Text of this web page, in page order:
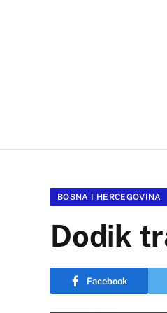
BOSNA I HERCEGOVINA
Dodik
Facebook